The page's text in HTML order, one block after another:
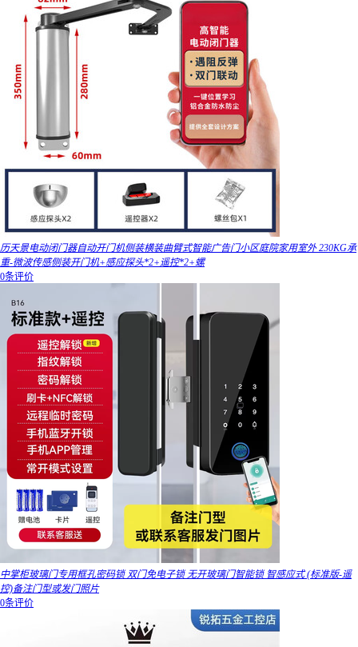
历天景电动闭门器自动开门机侧装横装曲臂式智能广告门小区庭院家用室外 230KG承
重-微波传感侧装开门机+感应探头*2+遥控*2+螺
0条评价
中掌柜玻璃门专用框孔密码锁 双门免电子锁 无开玻璃门智能锁 智感应式 (标准版-遥
控)备注门型或发门照片
0条评价